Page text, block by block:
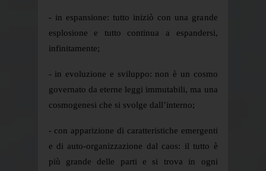
- in espansione: tutto iniziò con una grande
esplosione e tutto continua a espandersi,
infinitamente;
- in evoluzione e sviluppo: non è un cosmo
governato da eterne leggi immutabili, ma una
cosmogenesi che si svolge dall’interno;
- con apparizione di caratteristiche emergenti
e di auto-organizzazione dal caos: il tutto è
più grande delle parti e si trova in ogni